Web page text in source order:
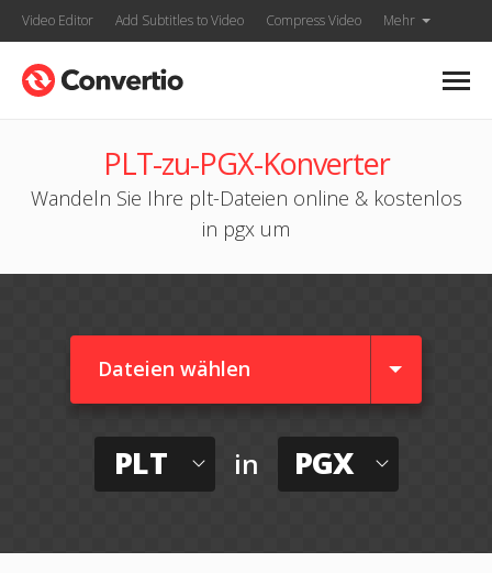
Video Editor Add Subtitles to Video Compress Video Mehr
PLT-zu-PGX-Konverter
Wandeln Sie Ihre plt-Dateien online & kostenlos
in pgx um
Dateien wählen
PLT in PGX